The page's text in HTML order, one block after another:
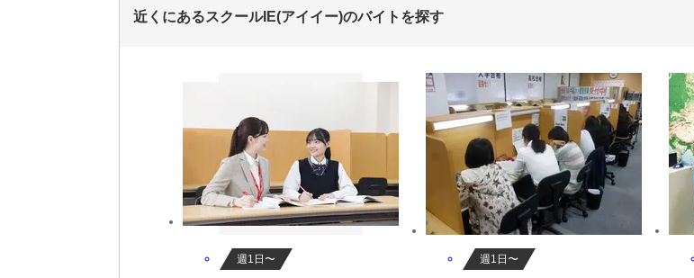
近くにあるスクールIE(アイイー)のバイトを探す
週1日〜 週1日〜